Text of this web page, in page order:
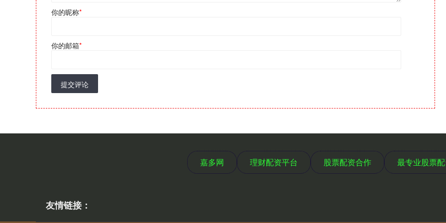
你的昵称*
你的邮箱*
提交评论
嘉多网 理财配资平台 股票配资合作 最专业股票
友情链接：